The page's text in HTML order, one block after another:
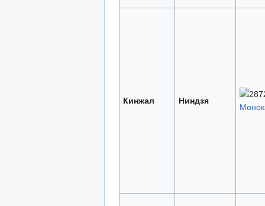
Кинжал Ниндзя